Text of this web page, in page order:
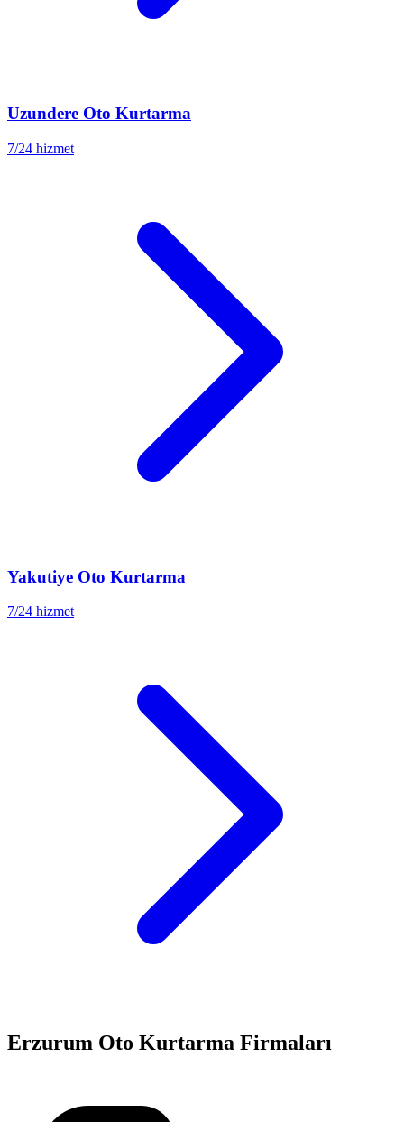
Uzundere Oto Kurtarma
7/24 hizmet
Yakutiye Oto Kurtarma
7/24 hizmet
Erzurum Oto Kurtarma Firmaları